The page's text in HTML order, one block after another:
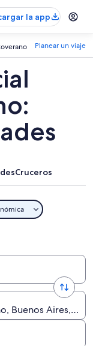
la app
Planear un viaje
Cruceros
Buenos Aires,